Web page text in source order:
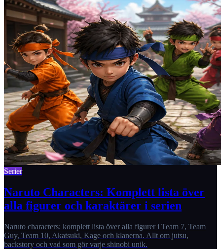
Serier
Naruto Characters: Komplett lista över
alla figurer och karaktärer i serien
Naruto characters: komplett lista över alla figurer i Team 7, Team
Guy, Team 10, Akatsuki, Kage och klanerna. Allt om jutsu,
backstory och vad som gör varje shinobi unik.